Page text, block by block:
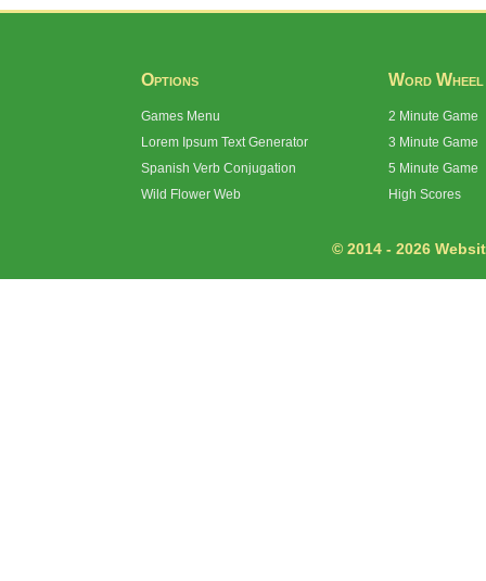
Options
Games Menu
Lorem Ipsum Text Generator
Spanish Verb Conjugation
Wild Flower Web
Word Wheel
2 Minute Game
3 Minute Game
5 Minute Game
High Scores
© 2014 - 2026